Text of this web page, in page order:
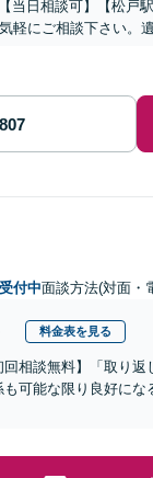
当日相談可】【松
軽にご相談下さい。
付中面談方法(対面・
料金表を見る
回相談無料】「取り
可能な限り良好に